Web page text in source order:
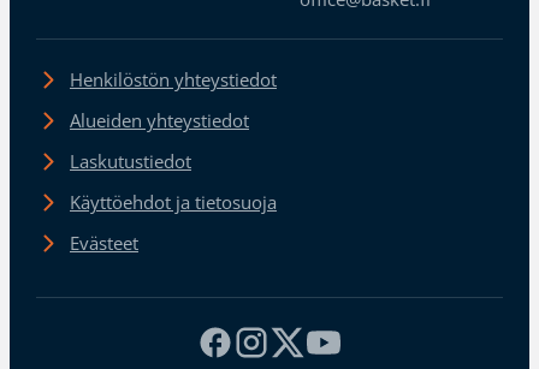
Henkilöstön yhteystiedot
Alueiden yhteystiedot
Laskutustiedot
Käyttöehdot ja tietosuoja
Evästeet